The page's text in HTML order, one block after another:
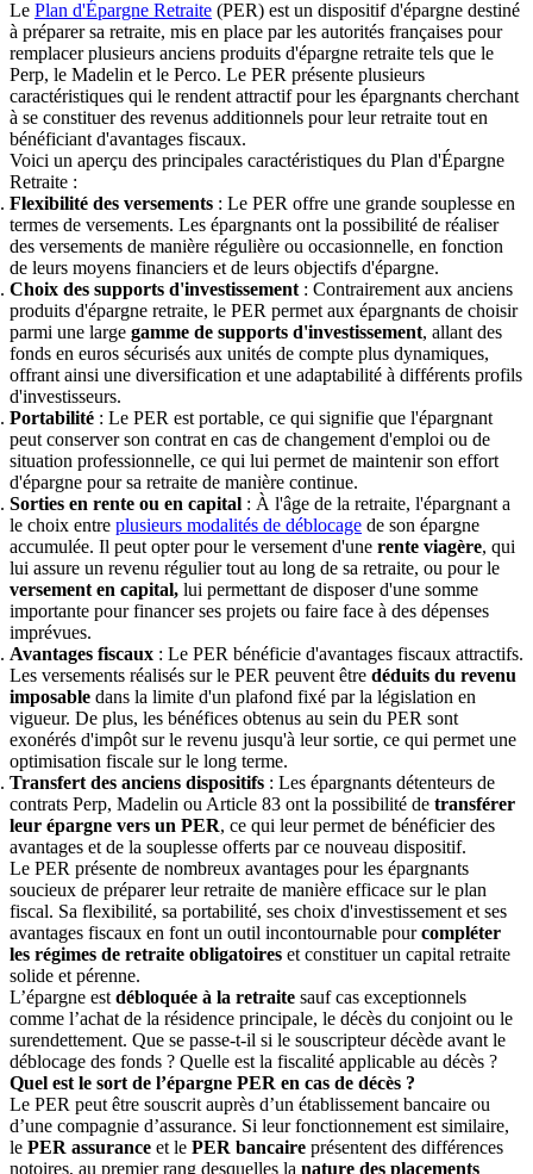
Le Plan d'Épargne Retraite (PER) est un dispositif d'épargne destiné
à préparer sa retraite, mis en place par les autorités françaises pour
remplacer plusieurs anciens produits d'épargne retraite tels que le
Perp, le Madelin et le Perco. Le PER présente plusieurs
caractéristiques qui le rendent attractif pour les épargnants cherchant
à se constituer des revenus additionnels pour leur retraite tout en
bénéficiant d'avantages fiscaux.
Voici un aperçu des principales caractéristiques du Plan d'Épargne
Retraite :
Flexibilité des versements : Le PER offre une grande souplesse en
termes de versements. Les épargnants ont la possibilité de réaliser
des versements de manière régulière ou occasionnelle, en fonction
de leurs moyens financiers et de leurs objectifs d'épargne.
Choix des supports d'investissement : Contrairement aux anciens
produits d'épargne retraite, le PER permet aux épargnants de choisir
parmi une large gamme de supports d'investissement, allant des
fonds en euros sécurisés aux unités de compte plus dynamiques,
offrant ainsi une diversification et une adaptabilité à différents profils
d'investisseurs.
Portabilité : Le PER est portable, ce qui signifie que l'épargnant
peut conserver son contrat en cas de changement d'emploi ou de
situation professionnelle, ce qui lui permet de maintenir son effort
d'épargne pour sa retraite de manière continue.
Sorties en rente ou en capital : À l'âge de la retraite, l'épargnant a
le choix entre plusieurs modalités de déblocage de son épargne
accumulée. Il peut opter pour le versement d'une rente viagère, qui
lui assure un revenu régulier tout au long de sa retraite, ou pour le
versement en capital, lui permettant de disposer d'une somme
importante pour financer ses projets ou faire face à des dépenses
imprévues.
Avantages fiscaux : Le PER bénéficie d'avantages fiscaux attractifs.
Les versements réalisés sur le PER peuvent être déduits du revenu
imposable dans la limite d'un plafond fixé par la législation en
vigueur. De plus, les bénéfices obtenus au sein du PER sont
exonérés d'impôt sur le revenu jusqu'à leur sortie, ce qui permet une
optimisation fiscale sur le long terme.
Transfert des anciens dispositifs : Les épargnants détenteurs de
contrats Perp, Madelin ou Article 83 ont la possibilité de transférer
leur épargne vers un PER, ce qui leur permet de bénéficier des
avantages et de la souplesse offerts par ce nouveau dispositif.
Le PER présente de nombreux avantages pour les épargnants
soucieux de préparer leur retraite de manière efficace sur le plan
fiscal. Sa flexibilité, sa portabilité, ses choix d'investissement et ses
avantages fiscaux en font un outil incontournable pourcompléter
les régimes de retraite obligatoires et constituer un capital retraite
solide et pérenne.
L’épargne est débloquée à la retraite sauf cas exceptionnels
comme l’achat de la résidence principale, le décès du conjoint ou le
surendettement. Que se passe-t-il si le souscripteur décède avant le
déblocage des fonds ? Quelle est la fiscalité applicable au décès ?
Quel est le sort de l’épargne PER en cas de décès ?
Le PER peut être souscrit auprès d’un établissement bancaire ou
d’une compagnie d’assurance. Si leur fonctionnement est similaire,
le PER assurance et le PER bancaire présentent des différences
notoires, au premier rang desquelles la nature des placements